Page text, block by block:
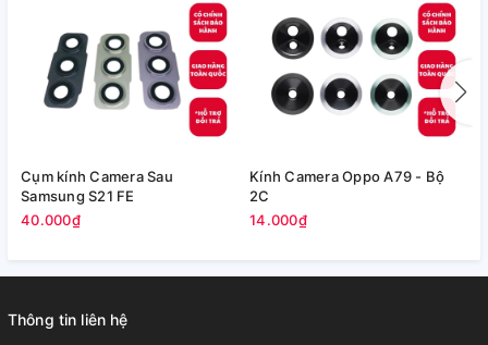
Cụm kính Camera Sau
Samsung S21 FE
40.000₫
Kính Camera Oppo A79 - Bộ
2C
14.000₫
Thông tin liên hệ